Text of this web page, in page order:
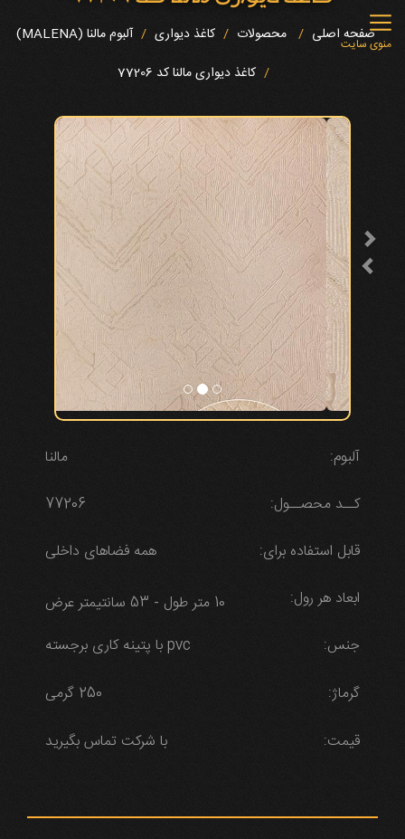
منوی سایت
صفحه اصلی
محصولات کاغذ دیواری
آلبوم مالنا (MALENA)
کاغذ دیواری مالنا کد 77206
Previous
Next
آلبوم:
مالنا
کــد محصــول:
77206
قابل استفاده برای:
همه فضاهای داخلی
ابعاد هر رول:
10 متر طول - 53 سانتیمتر عرض
جنس:
pvc با پتینه کاری برجسته
گرماژ:
250 گرمی
قیمت:
با شرکت تماس بگیرید